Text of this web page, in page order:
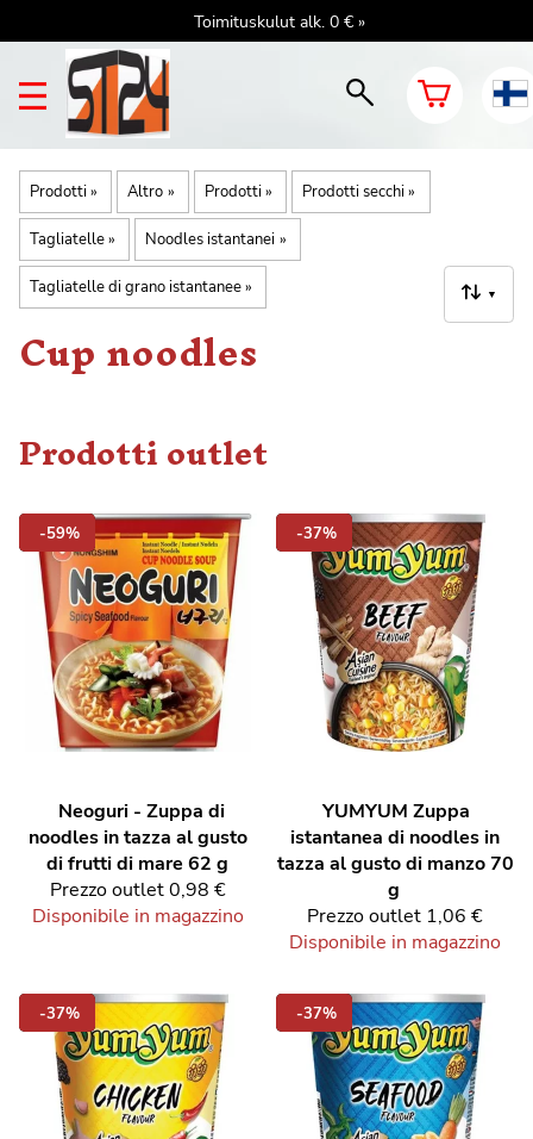
Toimituskulut alk. 0 € »
Prodotti‪» Altro ‪» Prodotti‪» Prodotti secchi‪»
Tagliatelle‪» Noodles istantanei ‪»
Tagliatelle di grano istantanee‪» ▼
Cup noodles
Prodotti outlet
-59%
Neoguri - Zuppa di
noodles in tazza al gusto
di frutti di mare 62 g
Prezzo outlet0,98 €
Disponibile in magazzino
-37%
YUMYUM Zuppa
istantanea di noodles in
tazza al gusto di manzo 70
g
Prezzo outlet 1,06 €
Disponibile in magazzino
-37% -37%